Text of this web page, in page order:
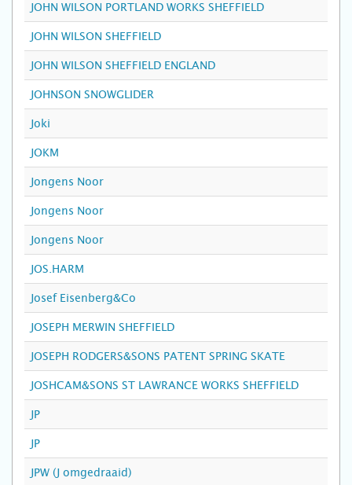
JOHN WILSON PORTLAND WORKS SHEFFIELD
JOHN WILSON SHEFFIELD
JOHN WILSON SHEFFIELD ENGLAND
JOHNSON SNOWGLIDER
Joki
JOKM
Jongens Noor
Jongens Noor
Jongens Noor
JOS.HARM
Josef Eisenberg&Co
JOSEPH MERWIN SHEFFIELD
JOSEPH RODGERS&SONS PATENT SPRING SKATE
JOSHCAM&SONS ST LAWRANCE WORKS SHEFFIELD
JP
JP
JPW (J omgedraaid)